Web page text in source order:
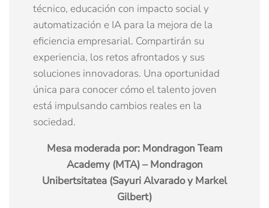
técnico, educación con impacto social y
automatización e IA para la mejora de la
eficiencia empresarial. Compartirán su
experiencia, los retos afrontados y sus
soluciones innovadoras. Una oportunidad
única para conocer cómo el talento joven
está impulsando cambios reales en la
sociedad.
Mesa moderada por: Mondragon Team
Academy (MTA) – Mondragon
Unibertsitatea (Sayuri Alvarado y Markel
Gilbert)